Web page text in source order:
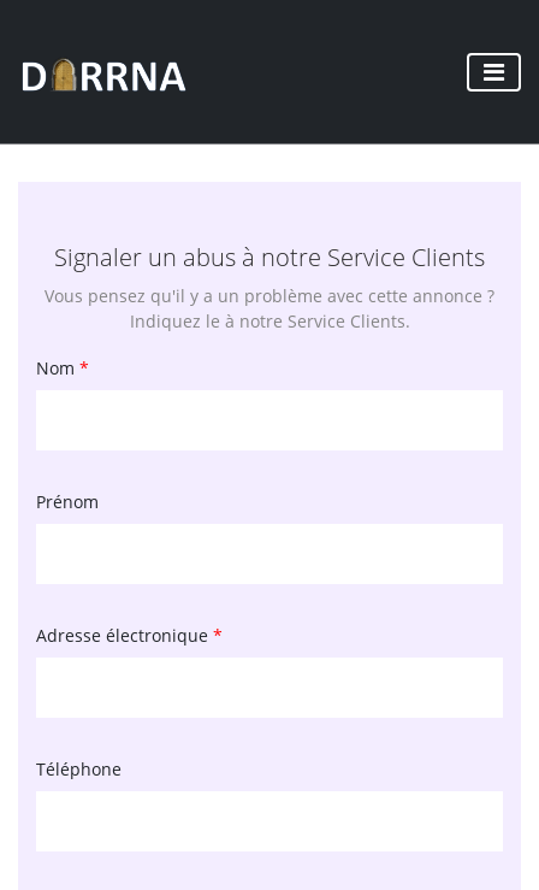
Signaler un abus à notre Service Clients
Vous pensez qu'il y a un problème avec cette annonce ?
Indiquez le à notre Service Clients.
Nom *
Prénom
Adresse électronique *
Téléphone